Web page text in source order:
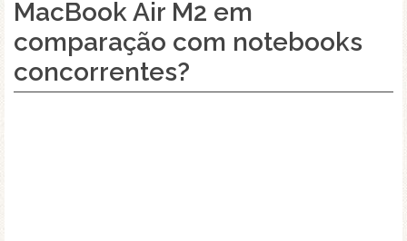
MacBook Air M2 em
comparação com notebooks
concorrentes?